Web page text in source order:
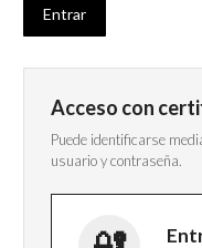
Acceso con
Puede identificarse
usuario y contraseña.